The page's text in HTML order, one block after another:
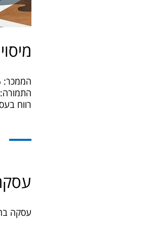
הממכר: 60% מהמגרש = 24 מיליון ₪.
התמורה: עלות הבניה של
רווח בעסקה: 4
עסקה